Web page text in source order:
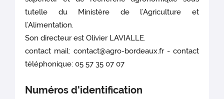
tutelle du Ministère de l’Agriculture et
l’Alimentation.
Son directeur est Olivier LAVIALLE.
contact mail: contact@agro-bordeaux.fr - contact
téléphonique: 05 57 35 07 07
Numéros d'identification